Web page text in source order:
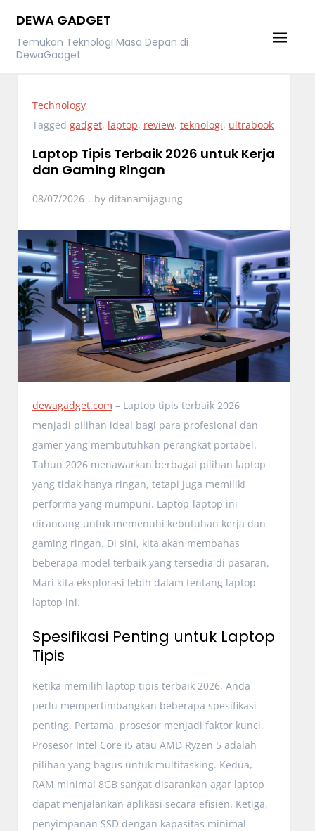
content
DEWA GADGET
Temukan Teknologi Masa Depan di
DewaGadget
Technology
Tagged gadget, laptop, review, teknologi, ultrabook
Laptop Tipis Terbaik 2026 untuk Kerja
dan Gaming Ringan
08/07/2026 by ditanamijagung
dewagadget.com – Laptop tipis terbaik 2026
menjadi pilihan ideal bagi para profesional dan
gamer yang membutuhkan perangkat portabel.
Tahun 2026 menawarkan berbagai pilihan laptop
yang tidak hanya ringan, tetapi juga memiliki
performa yang mumpuni. Laptop-laptop ini
dirancang untuk memenuhi kebutuhan kerja dan
gaming ringan. Di sini, kita akan membahas
beberapa model terbaik yang tersedia di pasaran.
Mari kita eksplorasi lebih dalam tentang laptop-
laptop ini.
Spesifikasi Penting untuk Laptop
Tipis
Ketika memilih laptop tipis terbaik 2026, Anda
perlu mempertimbangkan beberapa spesifikasi
penting. Pertama, prosesor menjadi faktor kunci.
Prosesor Intel Core i5 atau AMD Ryzen 5 adalah
pilihan yang bagus untuk multitasking. Kedua,
RAM minimal 8GB sangat disarankan agar laptop
dapat menjalankan aplikasi secara efisien. Ketiga,
penyimpanan SSD dengan kapasitas minimal